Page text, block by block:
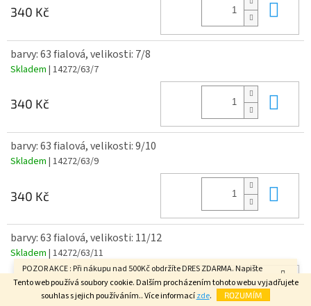
Tento web používá soubory cookie. Dalším procházením tohoto webu vyjadřujete
souhlas s jejich používáním.. Více informacízde. ROZUMÍM
POZOR AKCE : Při nákupu nad 500Kč obdržíte DRES ZDARMA. Napište
velikost do poznámky v závěrečném kroku objednávky. FAJN DEN.
340 Kč
barvy: 63 fialová, velikosti: 7/8
Skladem | 14272/63/7
340 Kč
barvy: 63 fialová, velikosti: 9/10
Skladem | 14272/63/9
340 Kč
barvy: 63 fialová, velikosti: 11/12
Skladem | 14272/63/11
340 Kč Do